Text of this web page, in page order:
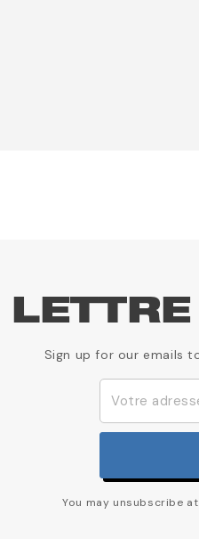
Sign up for our emails
You may unsubscribe